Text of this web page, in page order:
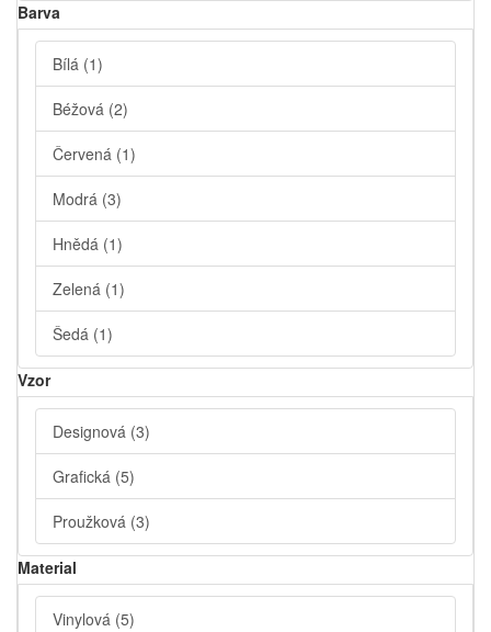
Barva
Bílá (1)
Béžová (2)
Červená (1)
Modrá (3)
Hnědá (1)
Zelená (1)
Šedá (1)
Vzor
Designová (3)
Grafická (5)
Proužková (3)
Material
Vinylová (5)